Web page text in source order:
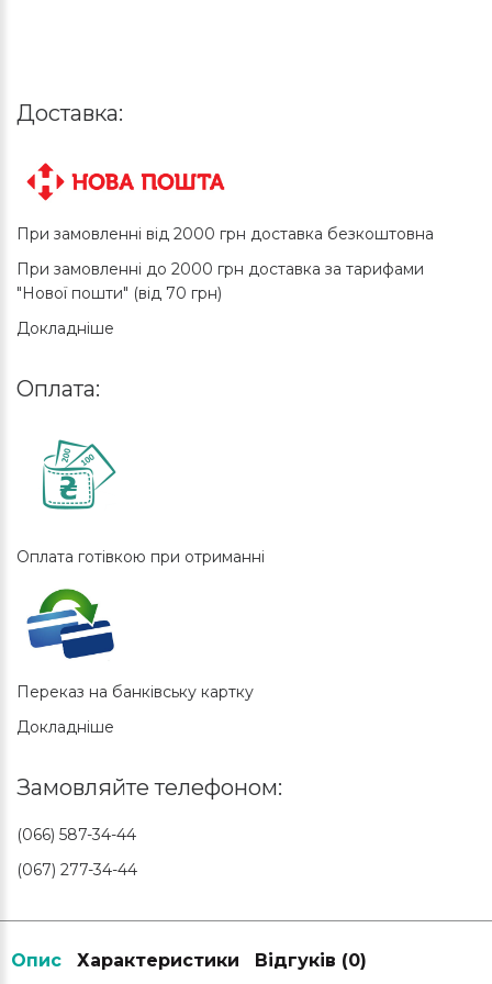
Доставка:
При замовленні від 2000 грн доставка безкоштовна
При замовленні до 2000 грн доставка за тарифами
"Нової пошти" (від 70 грн)
Докладніше
Оплата:
Оплата готівкою при отриманні
Переказ на банківську картку
Докладніше
Замовляйте телефоном:
(066) 587-34-44
(067) 277-34-44
Опис Характеристики Відгуків (0)